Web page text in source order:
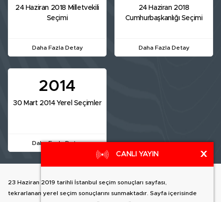
24 Haziran 2018 Milletvekili
Seçimi
Daha Fazla Detay
24 Haziran 2018
Cumhurbaşkanlığı Seçimi
Daha Fazla Detay
2014
30 Mart 2014 Yerel Seçimler
Daha Fazla Detay
23 Haziran 2019 tarihli İstanbul seçim sonuçları sayfası,
tekrarlanan yerel seçim sonuçlarını sunmaktadır. Sayfa içerisinde
CANLI YAYIN X